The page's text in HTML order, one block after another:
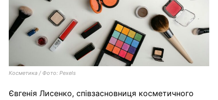
Косметика / Фото: Pexels
Євгенія Лисенко, співзасновниця косметичного